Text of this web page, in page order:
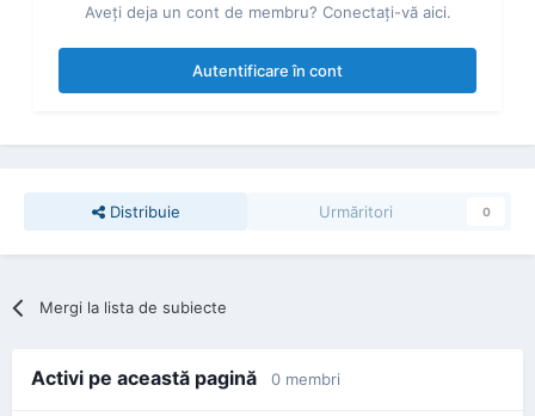
Aveţi deja un cont de membru? Conectaţi-vă aici.
Autentificare în cont
Distribuie Urmăritori 0
Mergi la lista de subiecte
Activi pe această pagină 0 membri